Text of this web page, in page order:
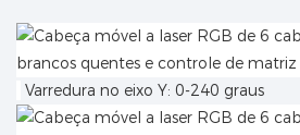
Varredura no eixo Y: 0-240 graus